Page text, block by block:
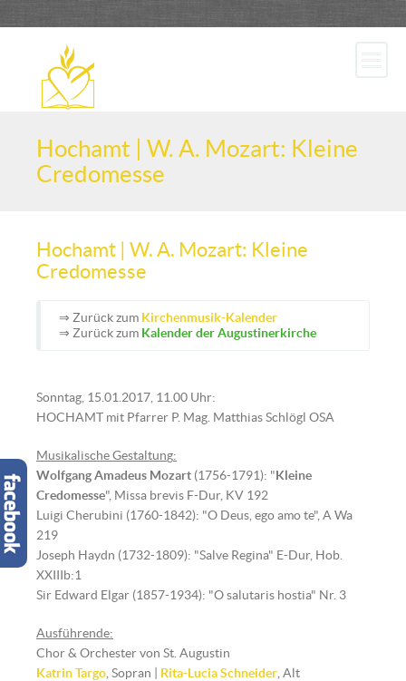
Hochamt | W. A. Mozart: Kleine
Credomesse
Hochamt | W. A. Mozart: Kleine
Credomesse
⇒ Zurück zum Kirchenmusik-Kalender
⇒ Zurück zum Kalender der Augustinerkirche
Sonntag, 15.01.2017, 11.00 Uhr:
HOCHAMT mit Pfarrer P. Mag. Matthias Schlögl OSA
Musikalische Gestaltung:
Wolfgang Amadeus Mozart (1756-1791): "Kleine
Credomesse", Missa brevis F-Dur, KV 192
Luigi Cherubini (1760-1842): "O Deus, ego amo te", A Wa
219
Joseph Haydn (1732-1809): "Salve Regina" E-Dur, Hob.
XXIIIb:1
Sir Edward Elgar (1857-1934): "O salutaris hostia" Nr. 3
Ausführende:
Chor & Orchester von St. Augustin
Katrin Targo , Sopran | Rita-Lucia Schneider , Alt